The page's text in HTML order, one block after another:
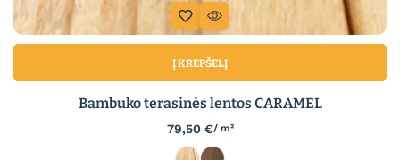
Į KREPŠELĮ
Bambuko terasinės lentos CARAMEL
79,50 €/ m²